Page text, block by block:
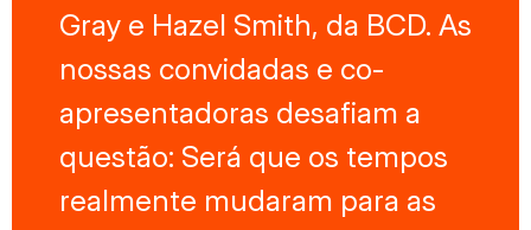
Gray e Hazel Smith, da BCD. As
nossas convidadas e co-
apresentadoras desafiam a
questão: Será que os tempos
realmente mudaram para as